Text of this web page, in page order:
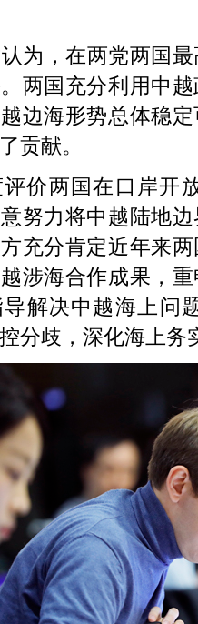
为，在两党两国
两国充分利用中
边海形势总体稳
贡献。
价两国在口岸开
努力将中越陆地
充分肯定近年来
涉海合作成果，
解决中越海上问
分歧，深化海上务